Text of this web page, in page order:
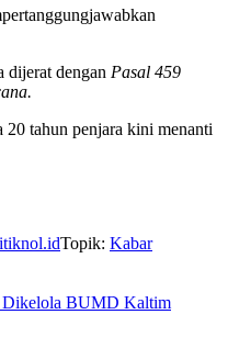
dijerat dengan Pasal 459
tahun penjara kini menanti
Topik: Kabar
Dikelola BUMD Kaltim